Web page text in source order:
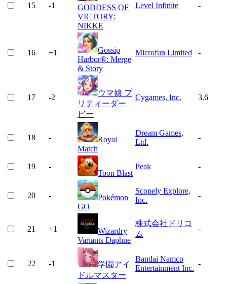
15 -1
GODDESS OF
VICTORY:
NIKKE
Level Infinite -
16 +1
Gossip
Harbor®: Merge
& Story
Microfun Limited -
17 -2
ウマ娘 プ
リティーダー
ビー
Cygames, Inc. 3.6
18 -
Royal
Match
Dream Games,
Ltd.
-
19 -
Toon Blast
Peak -
20 -
Pokémon
GO
Scopely Explore,
Inc.
-
21 +1
Wizardry
Variants Daphne
株式会社ドリコ
ム
-
22 -1
学園アイ
ドルマスター
Bandai Namco
Entertainment Inc.
-